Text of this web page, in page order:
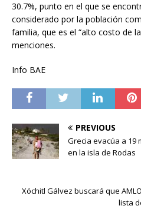
30.7%, punto en el que se
considerado por la población
familia, que es el “alto costo de
menciones.
Info BAE
PREVIOUS
Grecia evacúa a 19
en la isla de Rodas
Xóchitl Gálvez buscará que
lista